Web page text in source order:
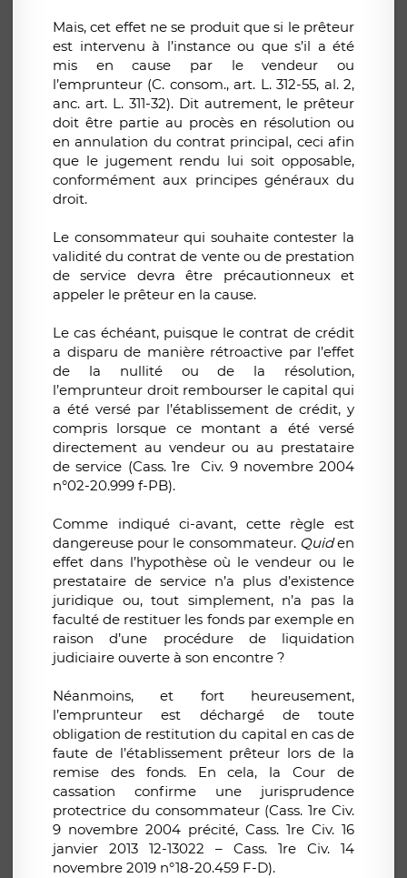
Mais, cet effet ne se produit que si le prêteur
est intervenu à l’instance ou que s’il a été
mis en cause par le vendeur ou
l’emprunteur (C. consom., art. L. 312-55, al. 2,
anc. art. L. 311-32). Dit autrement, le prêteur
doit être partie au procès en résolution ou
en annulation du contrat principal, ceci afin
que le jugement rendu lui soit opposable,
conformément aux principes généraux du
droit.
Le consommateur qui souhaite contester la
validité du contrat de vente ou de prestation
de service devra être précautionneux et
appeler le prêteur en la cause.
Le cas échéant, puisque le contrat de crédit
a disparu de manière rétroactive par l’effet
de la nullité ou de la résolution,
l’emprunteur droit rembourser le capital qui
a été versé par l’établissement de crédit, y
compris lorsque ce montant a été versé
directement au vendeur ou au prestataire
de service (Cass. 1re Civ. 9 novembre 2004
n°02-20.999 f-PB).
Comme indiqué ci-avant, cette règle est
dangereuse pour le consommateur. Quiden
effet dans l’hypothèse où le vendeur ou le
prestataire de service n’a plus d’existence
juridique ou, tout simplement, n’a pas la
faculté de restituer les fonds par exemple en
raison d’une procédure de liquidation
judiciaire ouverte à son encontre ?
Néanmoins, et fort heureusement,
l’emprunteur est déchargé de toute
obligation de restitution du capital en cas de
faute de l’établissement prêteur lors de la
remise des fonds. En cela, la Cour de
cassation confirme une jurisprudence
protectrice du consommateur (Cass. 1re Civ.
9 novembre 2004 précité, Cass. 1re Civ. 16
janvier 2013 12-13022 – Cass. 1re Civ. 14
novembre 2019 n°18-20.459 F-D).